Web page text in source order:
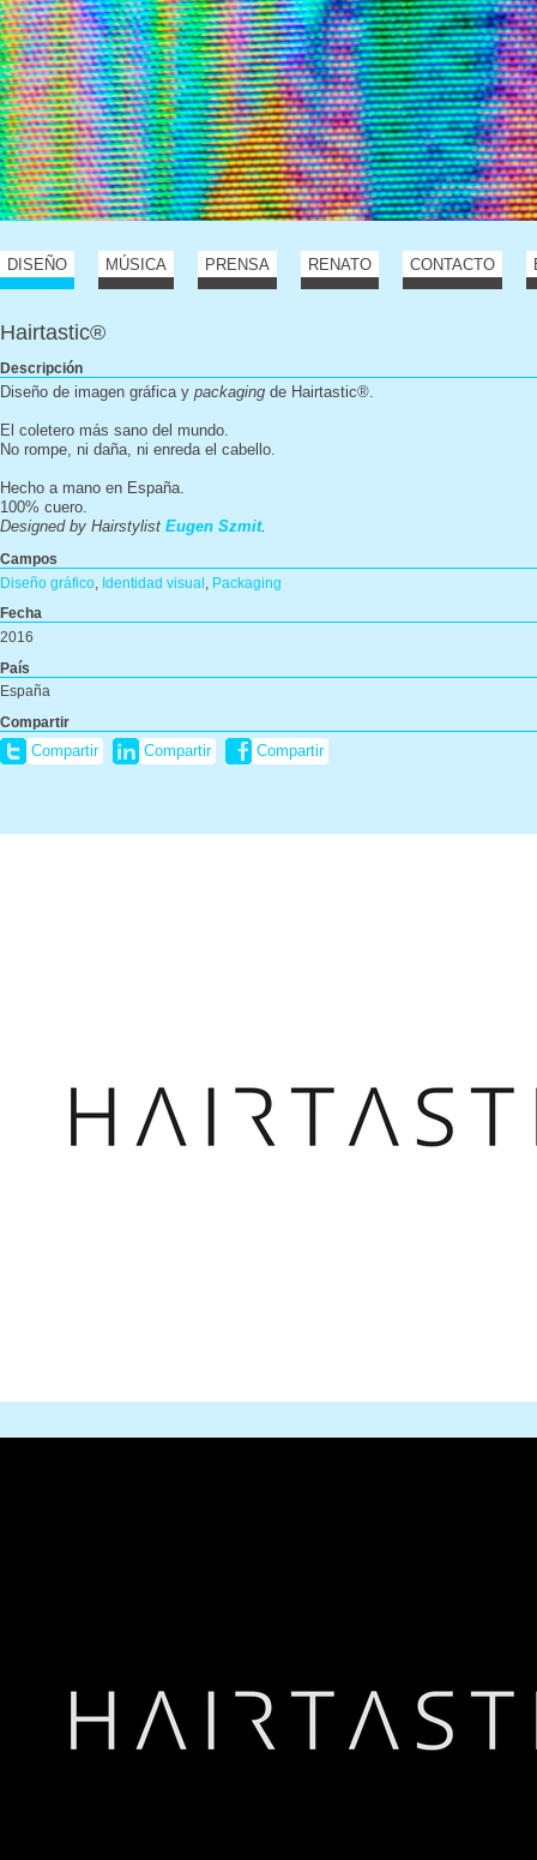
DISEÑO MÚSICA PRENSA RENATO CONTACTO
Hairtastic®
Descripción
Diseño de imagen gráfica y packaging de Hairtastic®.
El coletero más sano del mundo.
No rompe, ni daña, ni enreda el cabello.
Hecho a mano en España.
100% cuero.
Designed by Hairstylist Eugen Szmit.
Campos
Diseño gráfico Identidad visual
Packaging
Fecha
2016
País
España
Compartir
Compartir Compartir Compartir